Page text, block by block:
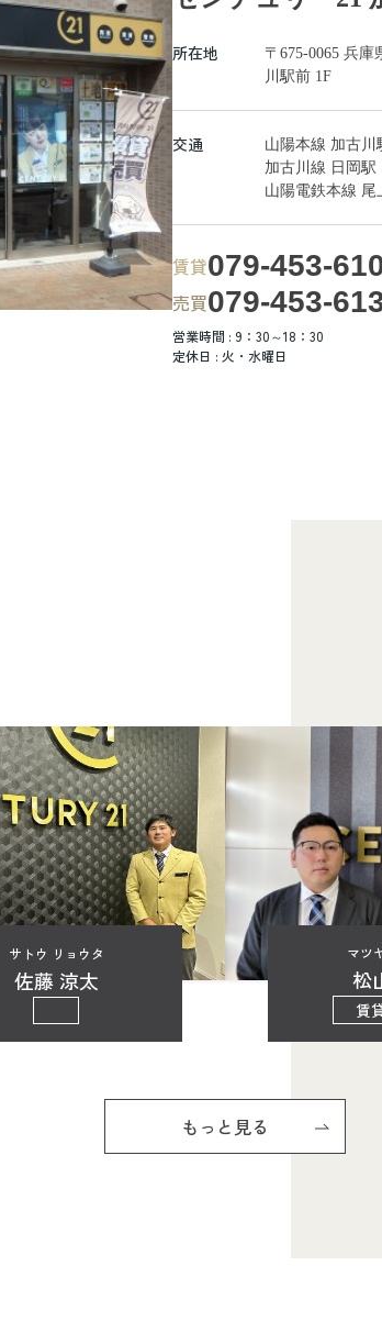
所在地
〒675-0065 兵
川駅前 1F
交通
山陽本線 加古川
加古川線 日岡駅
山陽電鉄本線 尾
賃貸079-453-
売買079-453-
営業時間 : 9：30～18：30
定休日 : 火・水曜日
サトウ リョウタ
佐藤 涼太
マツ
松
賃
もっと見る